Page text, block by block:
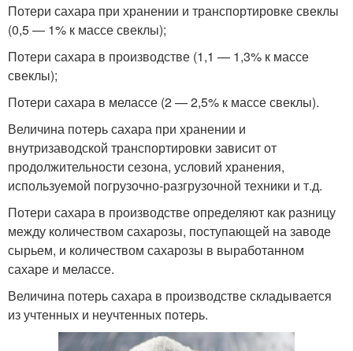
Потери сахара при хранении и транспортировке свеклы
(0,5 — 1% к массе свеклы);
Потери сахара в производстве (1,1 — 1,3% к массе
свеклы);
Потери сахара в мелассе (2 — 2,5% к массе свеклы).
Величина потерь сахара при хранении и
внутризаводской транспортировки зависит от
продолжительности сезона, условий хранения,
используемой погрузочно-разгрузочной техники и т.д.
Потери сахара в производстве определяют как разницу
между количеством сахарозы, поступающей на заводе
сырьем, и количеством сахарозы в выработанном
сахаре и мелассе.
Величина потерь сахара в производстве складывается
из учтенных и неучтенных потерь.